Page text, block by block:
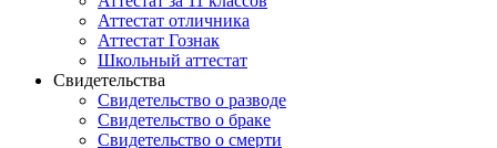
Аттестат отличника
Аттестат Гознак
Школьный аттестат
Свидетельства
Свидетельство о разводе
Свидетельство о браке
Свидетельство о смерти